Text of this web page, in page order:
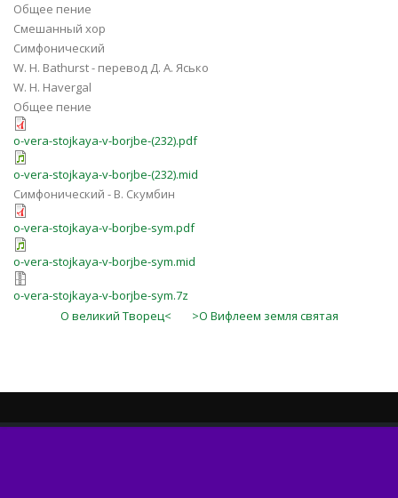
Общее пение
Смешанный хор
Симфонический
W. H. Bathurst - перевод Д. А. Ясько
W. H. Havergal
Общее пение
o-vera-stojkaya-v-borjbe-(232).pdf
o-vera-stojkaya-v-borjbe-(232).mid
Симфонический - В. Скумбин
o-vera-stojkaya-v-borjbe-sym.pdf
o-vera-stojkaya-v-borjbe-sym.mid
o-vera-stojkaya-v-borjbe-sym.7z
О великий Творец<
>О Вифлеем земля святая